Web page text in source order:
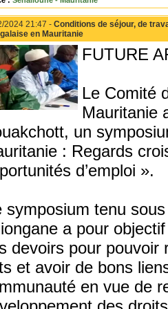
2024 21:47 - Conditions de séjour, de
en Mauritanie
FUTURE
Le Comité
Mauritanie
un
: Regards
d’emploi ».
symposium tenu
a pour
devoirs pour pouvoir
et avoir de bons
en vue de